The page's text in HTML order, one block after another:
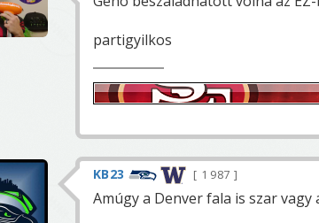
partigyilkos
KB23 1 987
Amúgy a Denver fala is szar vagy